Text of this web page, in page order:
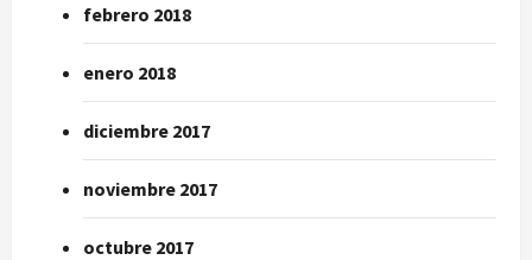
febrero 2018
enero 2018
diciembre 2017
noviembre 2017
octubre 2017